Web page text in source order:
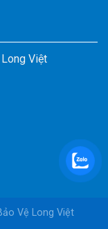
Việt
Vệ Long Việt